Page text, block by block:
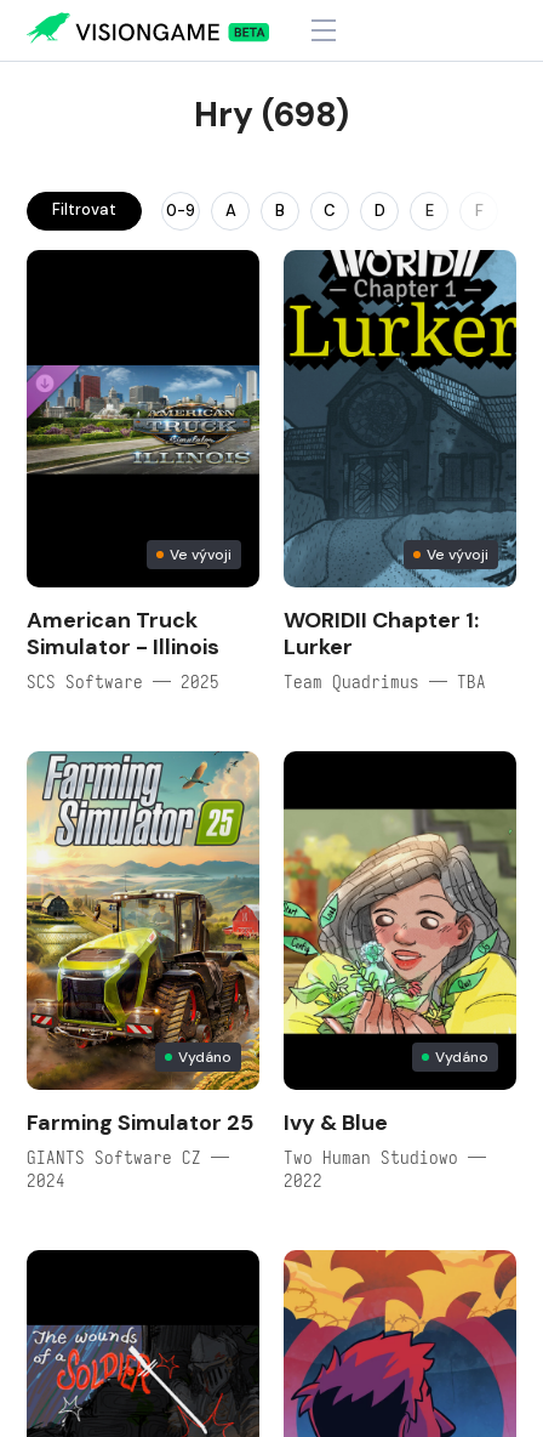
Hry (698)
Filtrovat 0-9 A B C D E F
Ve vývoji
American Truck
Simulator - Illinois
SCS Software — 2025
Ve vývoji
WORIDII Chapter 1:
Lurker
Team Quadrimus — TBA
Vydáno
Farming Simulator 25
GIANTS Software CZ —
2024
Vydáno
Ivy & Blue
Two Human Studiowo —
2022